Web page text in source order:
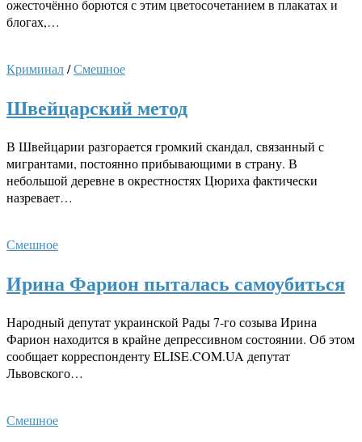
ожесточённо борются с этим цветосочетанием в плакатах и
блогах,…
Криминал/Смешное
Швейцарский метод
В Швейцарии разгорается громкий скандал, связанный с
мигрантами, постоянно прибывающими в страну. В
небольшой деревне в окрестностях Цюриха фактически
назревает…
Смешное
Ирина Фарион пыталась самоубиться
Народный депутат украинской Рады 7-го созыва Ирина
Фарион находится в крайне депрессивном состоянии. Об этом
сообщает корреспонденту ELISE.COM.UA депутат
Львовского…
Смешное